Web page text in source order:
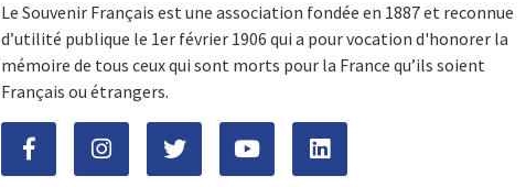
Le Souvenir Français est une association fondée en 1887 et reconnue
d’utilité publique le 1er février 1906 qui a pour vocation d'honorer la
mémoire de tous ceux qui sont morts pour la France qu’ils soient
Français ou étrangers.